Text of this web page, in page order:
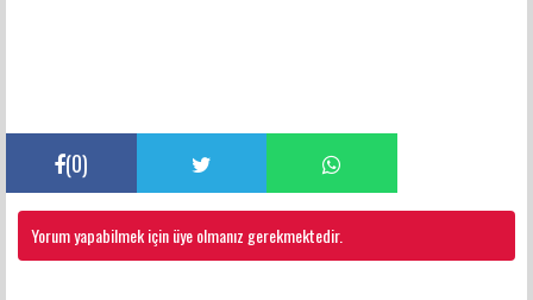
(0)
Yorum yapabilmek için üye olmanız gerekmektedir.